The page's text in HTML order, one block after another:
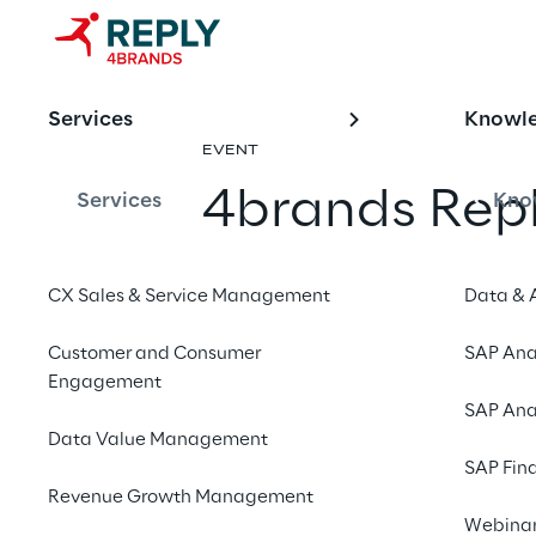
Services
Services
CX Sales & Service Management
Customer and Consumer
Engagement
Data Value Management
Revenue Growth Management
Data &
SAP
SAP
SAP
EVENT
4brands